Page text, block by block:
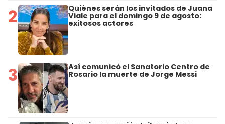
2 Quiénes serán los invitados de Juana
Viale para el domingo 9 de agosto:
exitosos actores
3 Así comunicó el Sanatorio Centro de
Rosario la muerte de Jorge Messi